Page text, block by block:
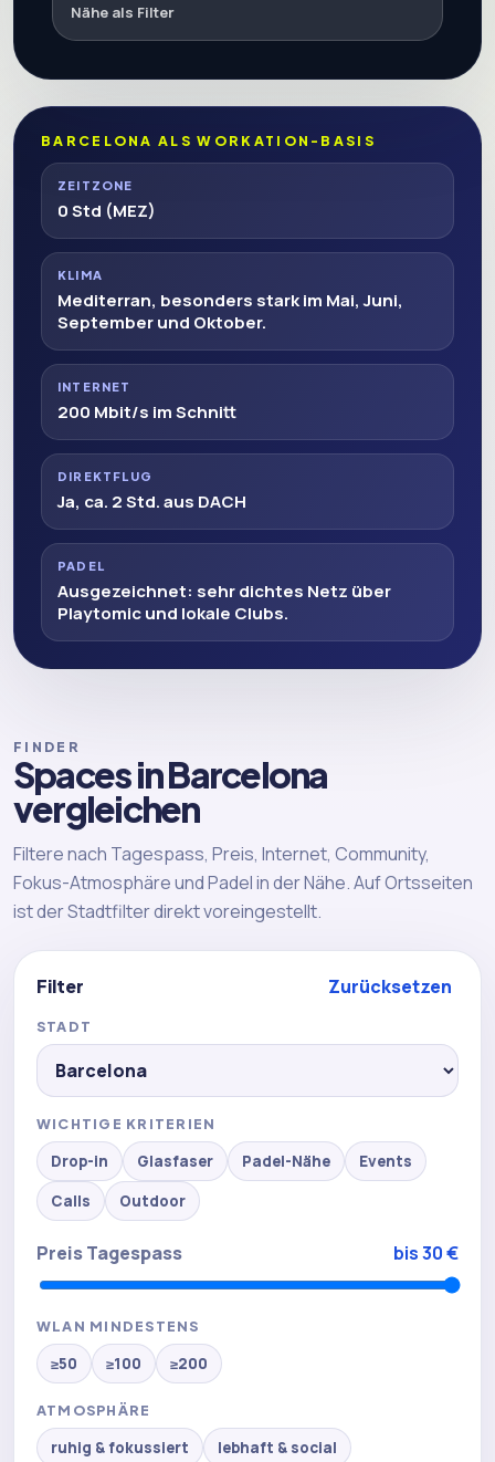
Nähe als Filter
BARCELONA ALS WORKATION-BASIS
ZEITZONE
0 Std (MEZ)
KLIMA
Mediterran, besonders stark im Mai, Juni,
September und Oktober.
INTERNET
200 Mbit/s im Schnitt
DIREKTFLUG
Ja, ca. 2 Std. aus DACH
PADEL
Ausgezeichnet: sehr dichtes Netz über
Playtomic und lokale Clubs.
FINDER
Spaces in Barcelona
vergleichen
Filtere nach Tagespass, Preis, Internet, Community,
Fokus-Atmosphäre und Padel in der Nähe. Auf Ortsseiten
ist der Stadtfilter direkt voreingestellt.
Filter Zurücksetzen
STADT
WICHTIGE KRITERIEN
Drop-in Glasfaser Padel-Nähe
Events
Calls
Outdoor
Preis Tagespass bis 30 €
WLAN MINDESTENS
≥50 ≥100 ≥200
ATMOSPHÄRE
ruhig & fokussiert lebhaft & social